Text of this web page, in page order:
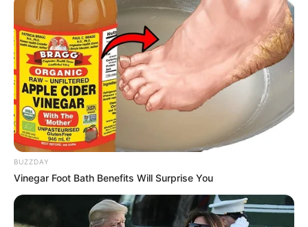
Calça jeans velha
BUZZDAY
Vinegar Foot Bath Benefits Will Surprise You